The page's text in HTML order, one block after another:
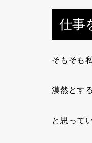
仕事
そもそも
漠然とす
と思って